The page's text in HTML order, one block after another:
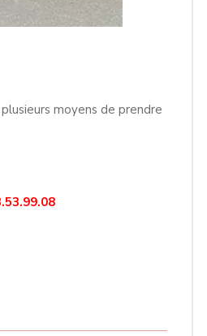
moyens de prendre